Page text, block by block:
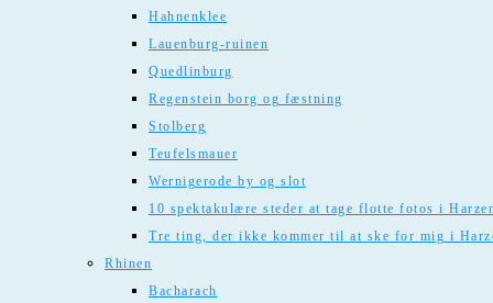
Hahnenklee
Lauenburg-ruinen
Quedlinburg
Regenstein borg og fæstning
Stolberg
Teufelsmauer
Wernigerode by og slot
10 spektakulære steder at tage flotte fotos i
Tre ting, der ikke kommer til at ske for mig i
Rhinen
Bacharach